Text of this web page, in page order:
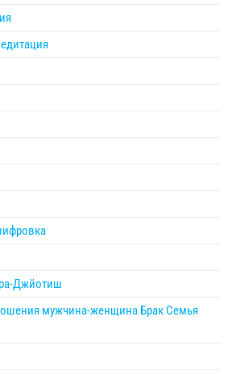
Джйотиш
мужчина-женщина Брак Семья